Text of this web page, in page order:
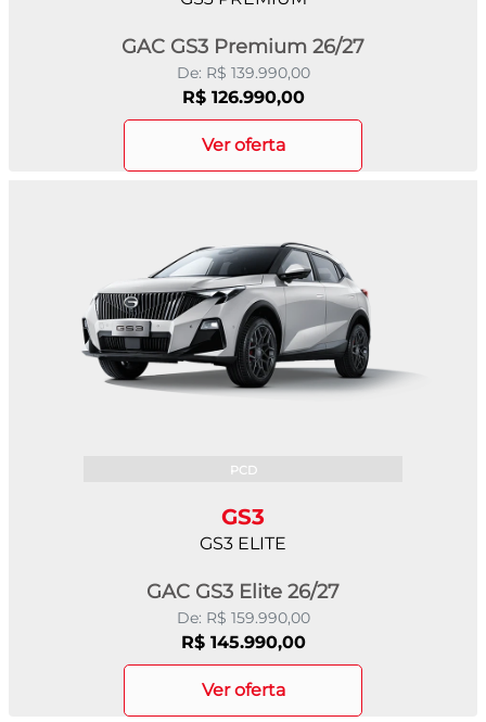
GAC GS3 Premium 26/27
De: R$ 139.990,00
R$ 126.990,00
ver oferta
GS3
GS3 ELITE
GAC GS3 Elite 26/27
PCD
De: R$ 159.990,00
R$ 145.990,00
ver oferta